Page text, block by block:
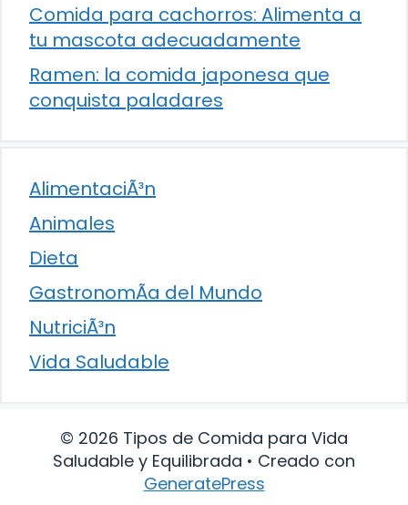
Comida para cachorros: Alimenta a
tu mascota adecuadamente
Ramen: la comida japonesa que
conquista paladares
AlimentaciÃ³n
Animales
Dieta
GastronomÃ­a del Mundo
NutriciÃ³n
Vida Saludable
© 2026 Tipos de Comida para Vida
Saludable y Equilibrada • Creado con
GeneratePress